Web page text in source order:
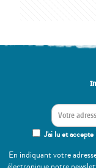
J'ai lu et
En indiquant votre